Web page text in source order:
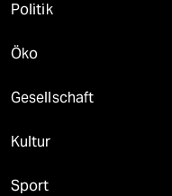
Politik
Öko
Gesellschaft
Kultur
Sport